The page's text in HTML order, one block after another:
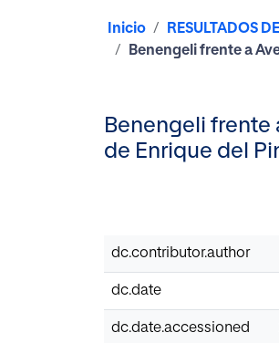
Inicio RESULTADOS
Benengeli frente a
Benengeli frente
de Enrique del
dc.contributor.author
dc.date
dc.date.accessioned